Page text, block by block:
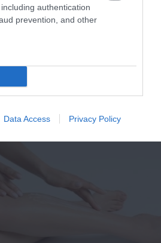
authentication
prevention, and other
Data Access Privacy Policy